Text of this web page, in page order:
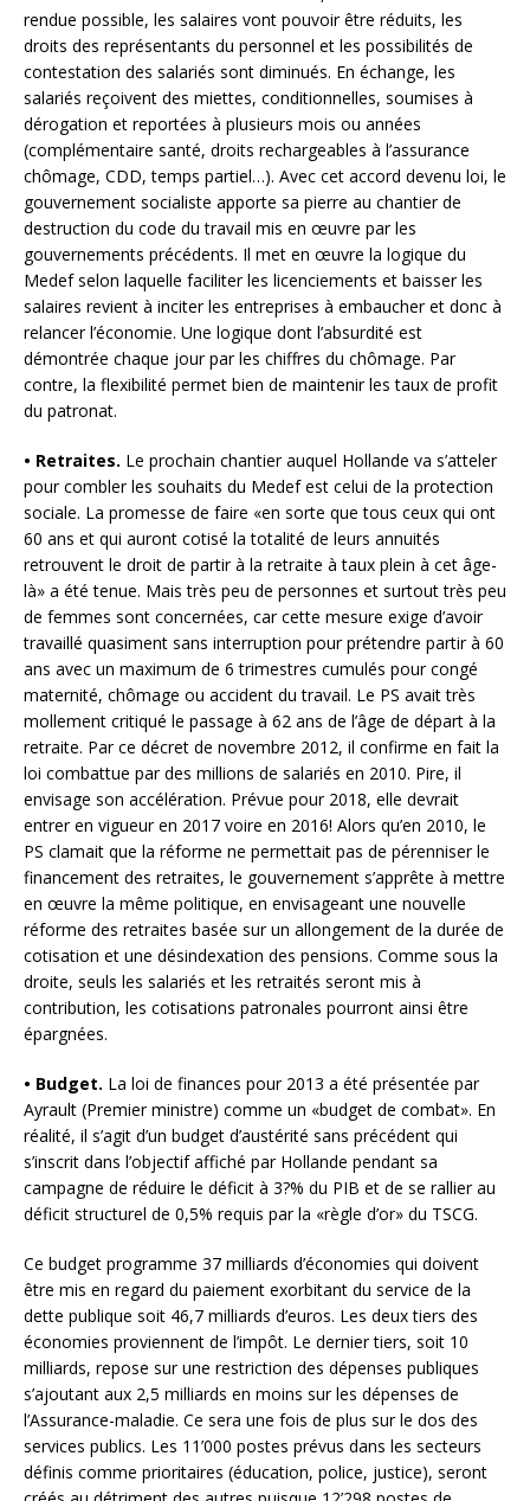
rendue possible, les salaires vont pouvoir être réduits, les
droits des représentants du personnel et les possibilités de
contestation des salariés sont diminués. En échange, les
salariés reçoivent des miettes, conditionnelles, soumises à
dérogation et reportées à plusieurs mois ou années
(complémentaire santé, droits rechargeables à l’assurance
chômage, CDD, temps partiel…). Avec cet accord devenu loi, le
gouvernement socialiste apporte sa pierre au chantier de
destruction du code du travail mis en œuvre par les
gouvernements précédents. Il met en œuvre la logique du
Medef selon laquelle faciliter les licenciements et baisser les
salaires revient à inciter les entreprises à embaucher et donc à
relancer l’économie. Une logique dont l’absurdité est
démontrée chaque jour par les chiffres du chômage. Par
contre, la flexibilité permet bien de maintenir les taux de profit
du patronat.
• Retraites. Le prochain chantier auquel Hollande va s’atteler
pour combler les souhaits du Medef est celui de la protection
sociale. La promesse de faire «en sorte que tous ceux qui ont
60 ans et qui auront cotisé la totalité de leurs annuités
retrouvent le droit de partir à la retraite à taux plein à cet âge-
là» a été tenue. Mais très peu de personnes et surtout très peu
de femmes sont concernées, car cette mesure exige d’avoir
travaillé quasiment sans interruption pour prétendre partir à 60
ans avec un maximum de 6 trimestres cumulés pour congé
maternité, chômage ou accident du travail. Le PS avait très
mollement critiqué le passage à 62 ans de l’âge de départ à la
retraite. Par ce décret de novembre 2012, il confirme en fait la
loi combattue par des millions de salariés en 2010. Pire, il
envisage son accélération. Prévue pour 2018, elle devrait
entrer en vigueur en 2017 voire en 2016! Alors qu’en 2010, le
PS clamait que la réforme ne permettait pas de pérenniser le
financement des retraites, le gouvernement s’apprête à mettre
en œuvre la même politique, en envisageant une nouvelle
réforme des retraites basée sur un allongement de la durée de
cotisation et une désindexation des pensions. Comme sous la
droite, seuls les salariés et les retraités seront mis à
contribution, les cotisations patronales pourront ainsi être
épargnées.
• Budget. La loi de finances pour 2013 a été présentée par
Ayrault (Premier ministre) comme un «budget de combat». En
réalité, il s’agit d’un budget d’austérité sans précédent qui
s’inscrit dans l’objectif affiché par Hollande pendant sa
campagne de réduire le déficit à 3?% du PIB et de se rallier au
déficit structurel de 0,5% requis par la «règle d’or» du TSCG.
Ce budget programme 37 milliards d’économies qui doivent
être mis en regard du paiement exorbitant du service de la
dette publique soit 46,7 milliards d’euros. Les deux tiers des
économies proviennent de l’impôt. Le dernier tiers, soit 10
milliards, repose sur une restriction des dépenses publiques
s’ajoutant aux 2,5 milliards en moins sur les dépenses de
l’Assurance-maladie. Ce sera une fois de plus sur le dos des
services publics. Les 11’000 postes prévus dans les secteurs
définis comme prioritaires (éducation, police, justice), seront